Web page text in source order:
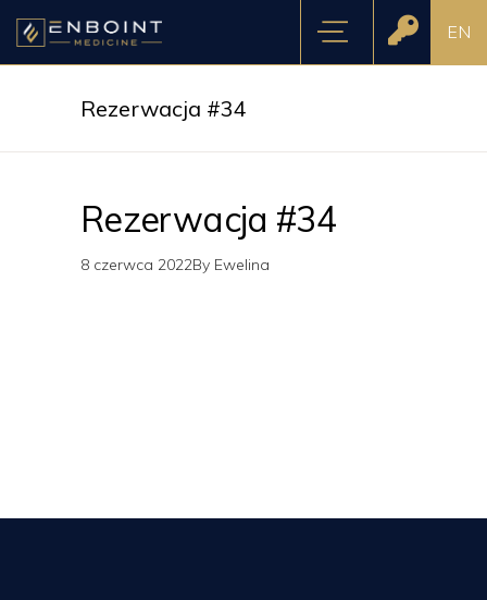
EN
Rezerwacja #34
Rezerwacja #34
8 czerwca 2022By Ewelina